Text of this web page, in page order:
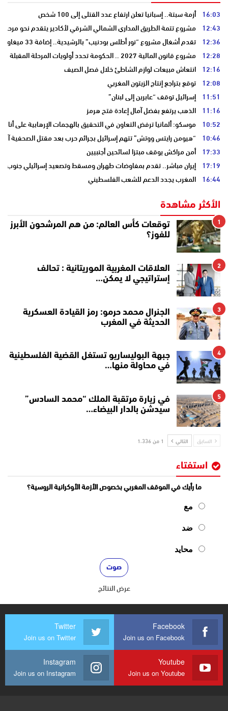
16:03 أزمة سبتة.. إسبانيا تعلن ارتفاع عدد القتلى إلى 100 شخص
12:43 مشروع تتمة الطريق المداري الشمالي الشرقي لأكادير يتقدم نحو مرحلة
12:36 تقدم أشغال مشروع “نور أطلس بودنيب” بالرشيدية.. إضافة 33 ميغاوات إلى الشبكة الوطنية
12:28 مشروع قانون المالية 2027 .. الحكومة تحدد أولويات المرحلة المقبلة
12:16 انتعاش مبيعات لوازم الشاطئ خلال فصل الصيف
12:08 توقع بتراجع إنتاج الزيتون المغربي
11:51 إسرائيل توقف “عابرين إلى لبنان”
11:16 الذهب يرتفع بفضل آمال إعادة فتح هرمز
10:52 موسكو: ألمانيا ترفض التعاون في التحقيق بالهجمات الإرهابية على
10:46 “هيومن رايتس ووتش” تتهم إسرائيل بجرائم حرب بعد مقتل الصحفية
17:33 أمن مراكش يوقف مبتزا لسائحين أجنبيين
17:19 إيران مباشر.. تقدم بمفاوضات طهران ومسقط وتصعيد إسرائيلي جنوب
16:44 المغرب يجدد الدعم للشعب الفلسطيني
الأكثر مشاهدة
1
توقعات كأس العالم: من هم المرشحون الأبرز
للفوز؟
2
العلاقات المغربية الموريتانية : تحالف
إستراتيجي لا يمكن…
3
الجنرال محمد حرمو: رمز القيادة العسكرية
الحديثة في المغرب
4
جبهة البوليساريو تستغل القضية الفلسطينية
في محاولة منها…
5
في زيارة مرتقبة الملك “محمد السادس”
سيدشن بالدار البيضاء…
السابق التالي 1 من 1٬336
استفتاء
ما رأيك في الموقف المغربي بخصوص الأزمة الأوكرانية الروسية؟
مع
ضد
محايد
عرض النتائج
Facebook
Join us on Facebook
Twitter
Join us on Twitter
Youtube
Join us on Youtube
Instagram
Join us on Instagram